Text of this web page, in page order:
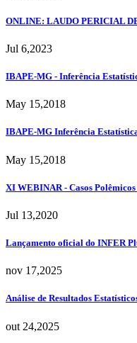
ONLINE: LAUDO PERICIAL
Jul 6,2023
IBAPE-MG - Inferência
May 15,2018
IBAPE-MG Inferência
May 15,2018
XI WEBINAR - Casos
Jul 13,2020
Lançamento oficial do INFER
nov 17,2025
Análise de Resultados
out 24,2025